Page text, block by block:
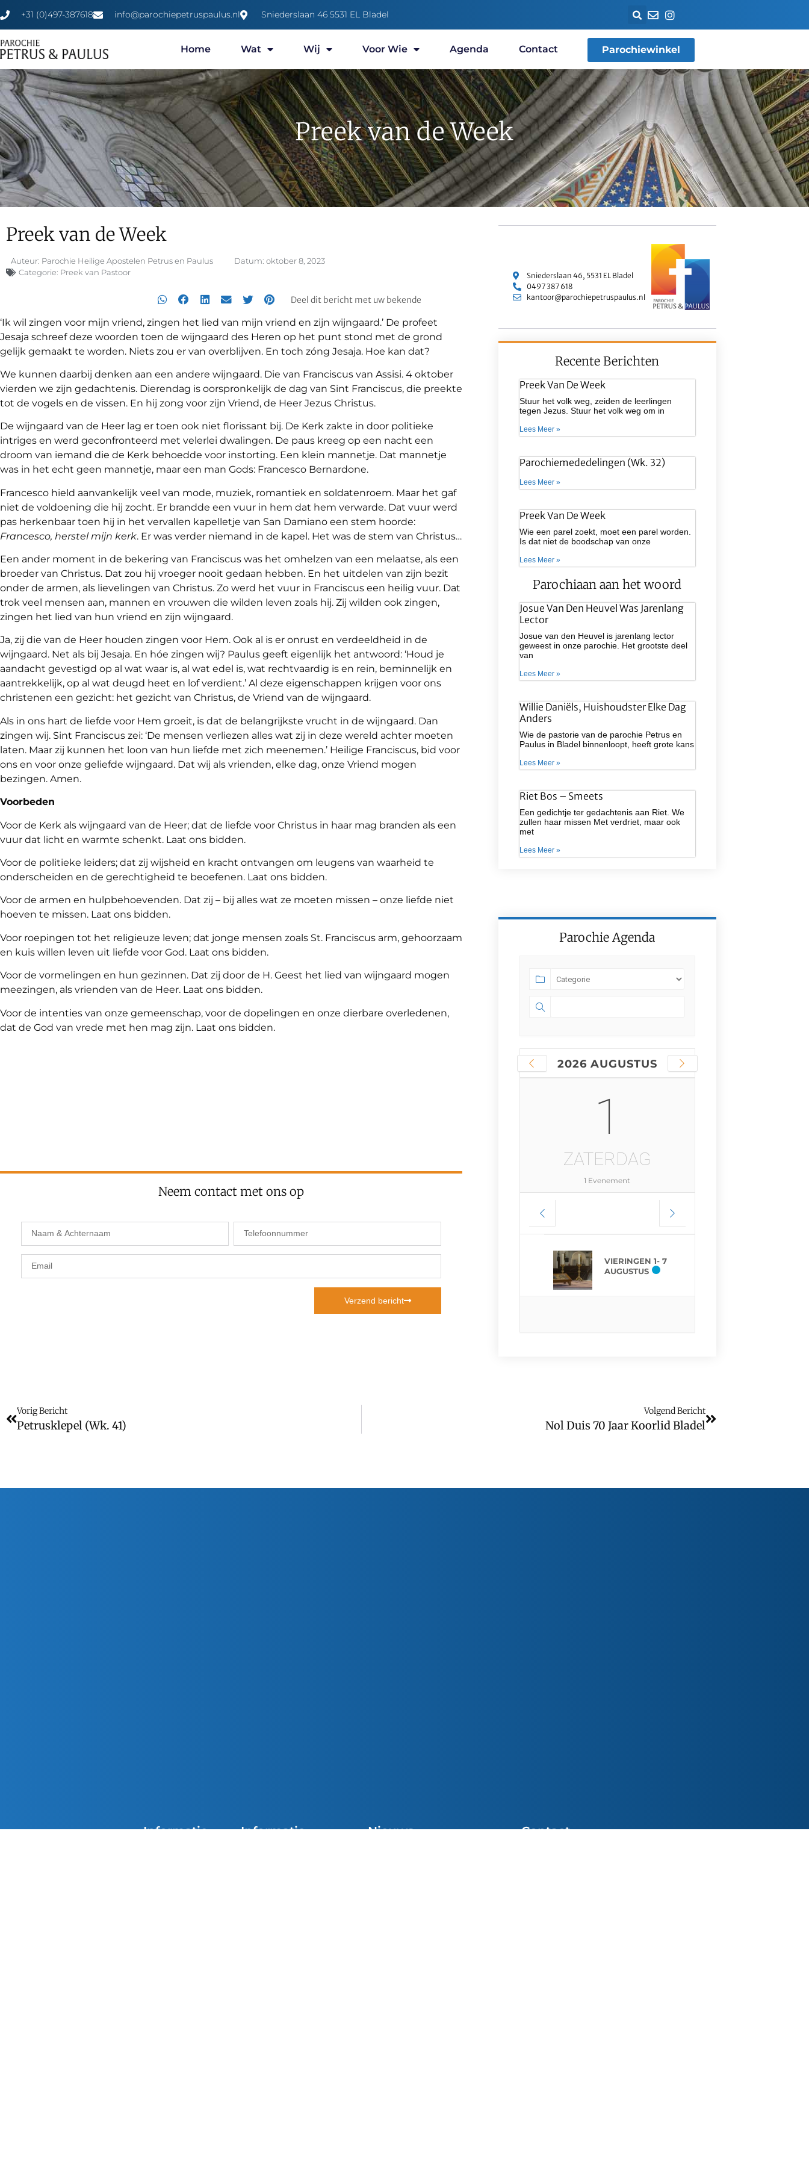
+31 (0)497-387618 info@parochiepetruspaulus.nl Sniederslaan 46 5531 EL Bladel
Home Wat Wij Voor Wie Agenda Contact Parochiewinkel
Preek van de Week
Preek van de Week
Auteur: Parochie Heilige Apostelen Petrus en Paulus Datum: oktober 8, 2023
Categorie: Preek van Pastoor
Deel dit bericht met uw bekende
‘Ik wil zingen voor mijn vriend, zingen het lied van mijn vriend en zijn wijngaard.’ De profeet
Jesaja schreef deze woorden toen de wijngaard des Heren op het punt stond met de grond
gelijk gemaakt te worden. Niets zou er van overblijven. En toch zóng Jesaja. Hoe kan dat?
We kunnen daarbij denken aan een andere wijngaard. Die van Franciscus van Assisi. 4 oktober
vierden we zijn gedachtenis. Dierendag is oorspronkelijk de dag van Sint Franciscus, die preekte
tot de vogels en de vissen. En hij zong voor zijn Vriend, de Heer Jezus Christus.
De wijngaard van de Heer lag er toen ook niet florissant bij. De Kerk zakte in door politieke
intriges en werd geconfronteerd met velerlei dwalingen. De paus kreeg op een nacht een
droom van iemand die de Kerk behoedde voor instorting. Een klein mannetje. Dat mannetje
was in het echt geen mannetje, maar een man Gods: Francesco Bernardone.
Francesco hield aanvankelijk veel van mode, muziek, romantiek en soldatenroem. Maar het gaf
niet de voldoening die hij zocht. Er brandde een vuur in hem dat hem verwarde. Dat vuur werd
pas herkenbaar toen hij in het vervallen kapelletje van San Damiano een stem hoorde:
Francesco, herstel mijn kerk. Er was verder niemand in de kapel. Het was de stem van Christus…
Een ander moment in de bekering van Franciscus was het omhelzen van een melaatse, als een
broeder van Christus. Dat zou hij vroeger nooit gedaan hebben. En het uitdelen van zijn bezit
onder de armen, als lievelingen van Christus. Zo werd het vuur in Franciscus een heilig vuur. Dat
trok veel mensen aan, mannen en vrouwen die wilden leven zoals hij. Zij wilden ook zingen,
zingen het lied van hun vriend en zijn wijngaard.
Ja, zij die van de Heer houden zingen voor Hem. Ook al is er onrust en verdeeldheid in de
wijngaard. Net als bij Jesaja. En hóe zingen wij? Paulus geeft eigenlijk het antwoord: ‘Houd je
aandacht gevestigd op al wat waar is, al wat edel is, wat rechtvaardig is en rein, beminnelijk en
aantrekkelijk, op al wat deugd heet en lof verdient.’ Al deze eigenschappen krijgen voor ons
christenen een gezicht: het gezicht van Christus, de Vriend van de wijngaard.
Als in ons hart de liefde voor Hem groeit, is dat de belangrijkste vrucht in de wijngaard. Dan
zingen wij. Sint Franciscus zei: ‘De mensen verliezen alles wat zij in deze wereld achter moeten
laten. Maar zij kunnen het loon van hun liefde met zich meenemen.’ Heilige Franciscus, bid voor
ons en voor onze geliefde wijngaard. Dat wij als vrienden, elke dag, onze Vriend mogen
bezingen. Amen.
Voorbeden
Voor de Kerk als wijngaard van de Heer; dat de liefde voor Christus in haar mag branden als een
vuur dat licht en warmte schenkt. Laat ons bidden.
Voor de politieke leiders; dat zij wijsheid en kracht ontvangen om leugens van waarheid te
onderscheiden en de gerechtigheid te beoefenen. Laat ons bidden.
Voor de armen en hulpbehoevenden. Dat zij – bij alles wat ze moeten missen – onze liefde niet
hoeven te missen. Laat ons bidden.
Voor roepingen tot het religieuze leven; dat jonge mensen zoals St. Franciscus arm, gehoorzaam
en kuis willen leven uit liefde voor God. Laat ons bidden.
Voor de vormelingen en hun gezinnen. Dat zij door de H. Geest het lied van wijngaard mogen
meezingen, als vrienden van de Heer. Laat ons bidden.
Voor de intenties van onze gemeenschap, voor de dopelingen en onze dierbare overledenen,
dat de God van vrede met hen mag zijn. Laat ons bidden.
Neem contact met ons op
Verzend bericht
Sniederslaan 46, 5531 EL Bladel
0497 387 618
kantoor@parochiepetruspaulus.nl
Recente Berichten
Preek Van De Week
Stuur het volk weg, zeiden de leerlingen
tegen Jezus. Stuur het volk weg om in
Lees Meer »
Parochiemededelingen (wk. 32)
Lees Meer »
Preek Van De Week
Wie een parel zoekt, moet een parel worden.
Is dat niet de boodschap van onze
Lees Meer »
Parochiaan aan het woord
Josue Van Den Heuvel Was Jarenlang
Lector
Josue van den Heuvel is jarenlang lector
geweest in onze parochie. Het grootste deel
van
Lees Meer »
Willie Daniëls, Huishoudster Elke Dag
Anders
Wie de pastorie van de parochie Petrus en
Paulus in Bladel binnenloopt, heeft grote kans
Lees Meer »
Riet Bos – Smeets
Een gedichtje ter gedachtenis aan Riet. We
zullen haar missen Met verdriet, maar ook
met
Lees Meer »
Parochie Agenda
2026 AUGUSTUS
1
ZATERDAG
1 Evenement
VIERINGEN 1- 7
AUGUSTUS
Vorig Bericht
Petrusklepel (wk. 41)
Volgend Bericht
Nol Duis 70 Jaar Koorlid Bladel
Informatie Informatie Nieuws Contact